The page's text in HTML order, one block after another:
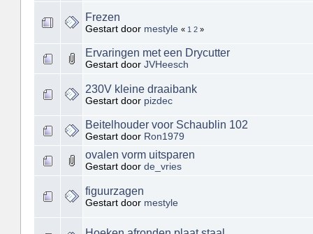
Frezen
Gestart door mestyle « 1 2 »
Ervaringen met een Drycutter
Gestart door JVHeesch
230V kleine draaibank
Gestart door pizdec
Beitelhouder voor Schaublin 102
Gestart door Ron1979
ovalen vorm uitsparen
Gestart door de_vries
figuurzagen
Gestart door mestyle